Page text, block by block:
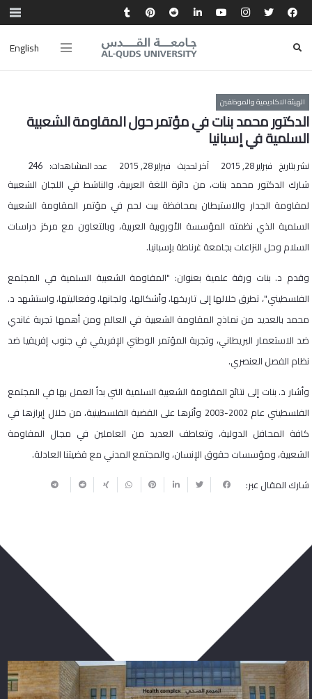
English
الهيئة الاكاديمية والموظفين
الدكتور محمد بنات في مؤتمر حول المقاومة الشعبية
السلمية في إسبانيا
نشر بتاريخ فبراير 28, 2015 آخر تحديث فبراير 28, 2015 عدد المشاهدات: 246
​شارك الدكتور محمد بنات، من دائرة اللغة العربية، والناشط في اللجان الشعبية
لمقاومة الجدار والاستيطان بمحافظة بيت لحم في مؤتمر المقاومة الشعبية
السلمية الذي نظمته المؤسسة الأوروبية العربية، وبالتعاون مع مركز دراسات
السلام وحل النزاعات بجامعة غرناطة بإسبانيا.
وقدم د. بنات ورقة علمية بعنوان: "المقاومة الشعبية السلمية في المجتمع
الفلسطيني"، تطرق خلالها إلى تاريخها، وأشكالها، ولجانها، وفعاليتها، واستشهد د.
محمد بالعديد من نماذج المقاومة الشعبية في العالم ومن أهمها تجربة غاندي
ضد الاستعمار البريطاني، وتجربة المؤتمر الوطني الإفريقي في جنوب إفريقيا ضد
نظام الفصل العنصري.
وأشار د. بنات إلى نتائج المقاومة الشعبية السلمية التي بدأ العمل بها في المجتمع
الفلسطيني عام 2002-2003 وأثرها على القضية الفلسطينية، من خلال إبرازها في
كافة المحافل الدولية، وتعاطف العديد من العاملين في مجال المقاومة
الشعبية، ومؤسسات حقوق الإنسان، والمجتمع المدني مع قضيتنا العادلة.
شارك المقال عبر: